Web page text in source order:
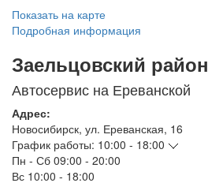
Показать на карте
Подробная информация
Заельцовский район
Автосервис на Ереванской
Адрес:
Новосибирск, ул. Ереванская, 16
График работы: 10:00 - 18:00
Пн - Сб 09:00 - 20:00
Вс 10:00 - 18:00